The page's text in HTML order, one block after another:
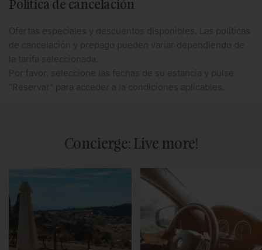
Política de cancelación
Ofertas especiales y descuentos disponibles. Las políticas
de cancelación y prepago pueden variar dependiendo de
la tarifa seleccionada.
Por favor, seleccione las fechas de su estancia y pulse
"Reservar" para acceder a la condiciones aplicables.
Concierge: Live more!